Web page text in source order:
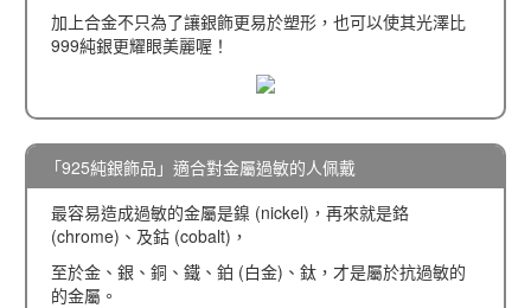
加上合金不只為了讓銀飾更易於塑形，也可以使其光澤比
999純銀更耀眼美麗喔！
「925純銀飾品」適合對金屬過敏的人佩戴
最容易造成過敏的金屬是鎳 (nickel)，再來就是鉻
(chrome)、及鈷 (cobalt)，
至於金、銀、銅、鐵、鉑 (白金)、鈦，才是屬於抗過敏的
的金屬。